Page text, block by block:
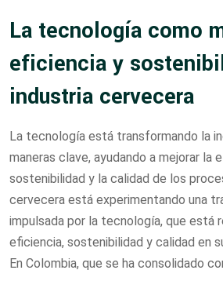
La tecnología como
eficiencia y
industria cervecera
La tecnología está transformando la
maneras clave, ayudando a mejorar la
sostenibilidad y la calidad de los
cervecera está experimentando una
impulsada por la tecnología, que está
eficiencia, sostenibilidad y calidad en
En Colombia, que se ha consolidado